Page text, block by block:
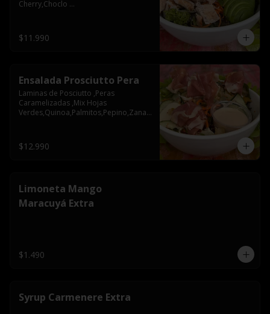
Cherry,Choclo
$11.990
Ensalada Prosciutto Pera
Laminas de Posciutto ,Peras
Caramelizadas ,Mix Hojas
Verdes,Quinoa,Palmitos,Pepino,Zanah
$12.990
Limoneta Mango
Maracuyá Extra
$1.490
Syrup Carmenere Extra